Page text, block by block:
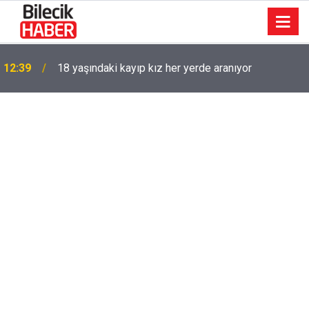
12:39 18 yaşındaki kayıp kız her yerde aranıyor